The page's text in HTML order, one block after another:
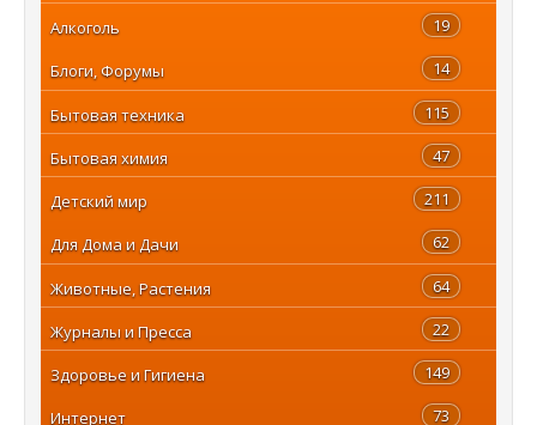
19
Алкоголь
14
Блоги, Форумы
115
Бытовая техника
47
Бытовая химия
211
Детский мир
62
Для Дома и Дачи
64
Животные, Растения
22
Журналы и Пресса
149
Здоровье и Гигиена
73
Интернет